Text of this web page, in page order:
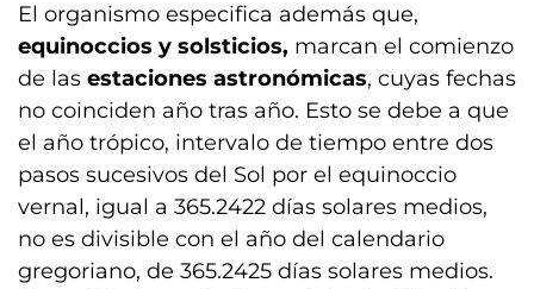
El organismo especifica además que,
equinoccios y solsticios, marcan el comienzo
de las estaciones astronómicas, cuyas fechas
no coinciden año tras año. Esto se debe a que
el año trópico, intervalo de tiempo entre dos
pasos sucesivos del Sol por el equinoccio
vernal, igual a 365.2422 días solares medios,
no es divisible con el año del calendario
gregoriano, de 365.2425 días solares medios.